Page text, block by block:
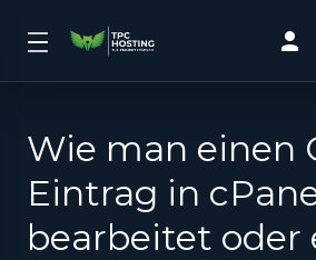
Wie man einen
Eintrag in
bearbeitet